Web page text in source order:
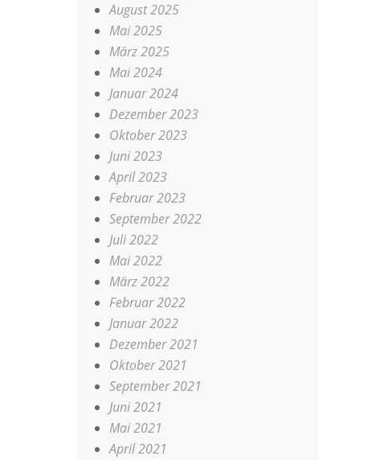
August 2025
Mai 2025
März 2025
Mai 2024
Januar 2024
Dezember 2023
Oktober 2023
Juni 2023
April 2023
Februar 2023
September 2022
Juli 2022
Mai 2022
März 2022
Februar 2022
Januar 2022
Dezember 2021
Oktober 2021
September 2021
Juni 2021
Mai 2021
April 2021